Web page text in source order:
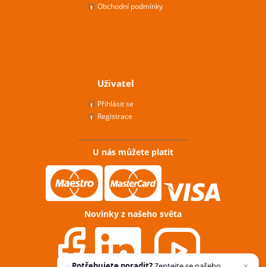
Obchodní podmínky
Uživatel
Přihlásit se
Registrace
U nás můžete platit
Novinky z našeho světa